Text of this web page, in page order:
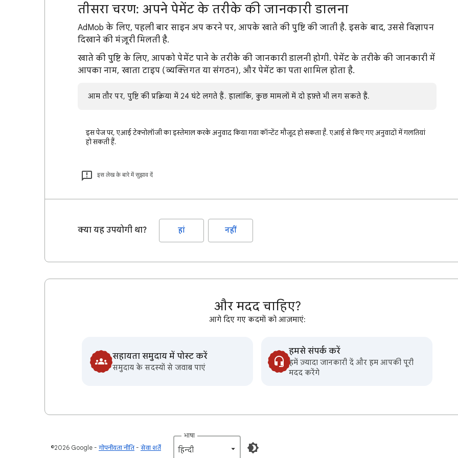
तीसरा चरण: अपने पेमेंट के तरीके की जानकारी डालना
AdMob के लिए, पहली बार साइन अप करने पर, आपके खाते की पुष्टि की जाती है. इसके बाद, उससे विज्ञापन
दिखाने की मंज़ूरी मिलती है.
खाते की पुष्टि के लिए, आपको पेमेंट पाने के तरीके की जानकारी डालनी होगी. पेमेंट के तरीके की जानकारी में
आपका नाम, खाता टाइप (व्यक्तिगत या संगठन), और पेमेंट का पता शामिल होता है.
आम तौर पर, पुष्टि की प्रक्रिया में 24 घंटे लगते हैं. हालांकि, कुछ मामलों में दो हफ़्ते भी लग सकते हैं.
इस पेज पर, एआई टेक्नोलॉजी का इस्तेमाल करके अनुवाद किया गया कॉन्टेंट मौजूद हो सकता है. एआई से किए गए अनुवादों में गलतियां
हो सकती हैं.
इस लेख के बारे में सुझाव दें
क्या यह उपयोगी था? हां नहीं
और मदद चाहिए?
आगे दिए गए कदमों को आज़माएं:
सहायता समुदाय में पोस्ट करें
समुदाय के सदस्यों से जवाब पाएं
हमसे संपर्क करें
हमें ज़्यादा जानकारी दें और हम आपकी पूरी
मदद करेंगे
©2026 Google गोपनीयता नीति सेवा शर्तें
भाषा
हिन्दी‎